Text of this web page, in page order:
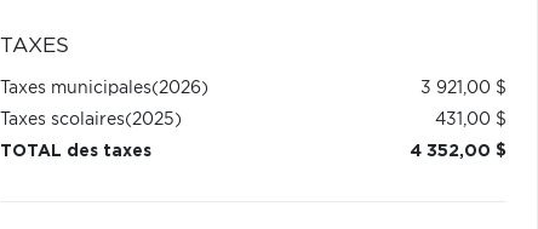
TAXES
Taxes municipales(2026)
3 921,00 $
Taxes scolaires(2025)
431,00 $
TOTAL des taxes
4 352,00 $